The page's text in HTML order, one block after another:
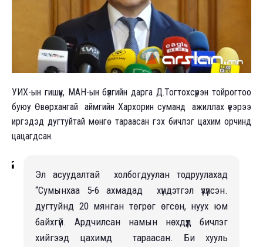
УИХ-ын гишүүн, МАН-ын бүлгийн дарга Д.Тогтохсүрэн тойрогтоо
буюу Өвөрхангай аймгийн Хархорин суманд ажиллах үеэрээ
иргэдэд дугтуйтай мөнгө тараасан гэх бичлэг цахим орчинд
цацагдсан.
Эл асуудалтай холбогдуулан тодруулахад
“Сумынхаа 5-6 ахмадад хүндэтгэл үзүүлсэн.
дугтуйнд 20 мянган төгрөг өгсөн, нуух юм
байхгүй. Ардчилсан намын нөхдүүд бичлэг
хийгээд цахимд тараасан. Би хууль